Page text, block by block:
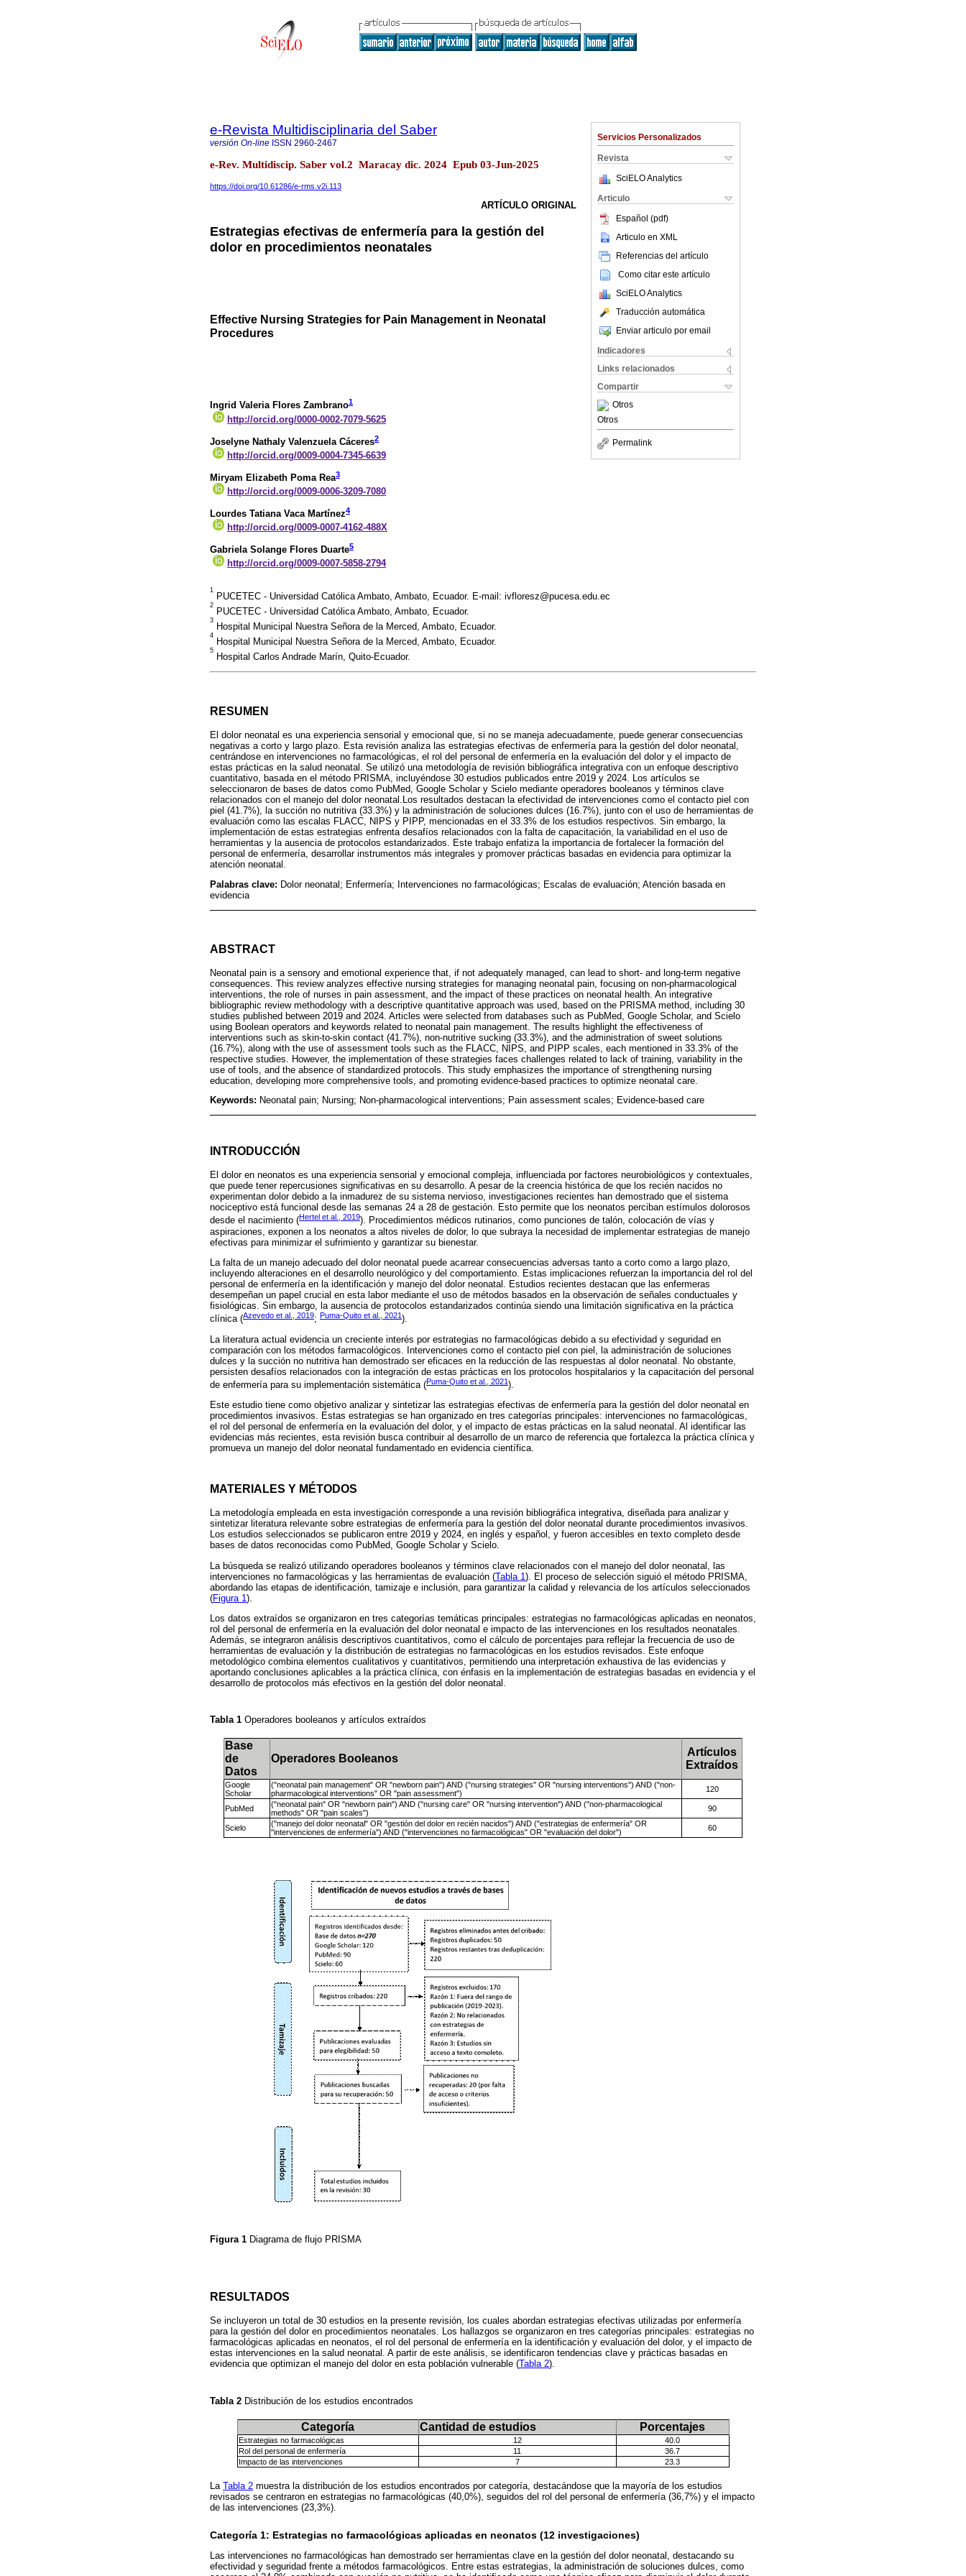
Servicios Personalizados
Revista
SciELO Analytics
Articulo
Español (pdf)
Articulo en XML
Referencias del artículo
Como citar este artículo
SciELO Analytics
Traducción automática
Enviar articulo por email
Indicadores
Links relacionados
Compartir
Otros
Otros
Permalink
e-Revista Multidisciplinaria del Saber
versión On-line ISSN 2960-2467
e-Rev. Multidiscip. Saber vol.2 Maracay dic. 2024 Epub 03-Jun-2025
https://doi.org/10.61286/e-rms.v2i.113
ARTÍCULO ORIGINAL
Estrategias efectivas de enfermería para la gestión del
dolor en procedimientos neonatales
Effective Nursing Strategies for Pain Management in Neonatal
Procedures
Ingrid Valeria Flores Zambrano1
http://orcid.org/0000-0002-7079-5625
Joselyne Nathaly Valenzuela Cáceres2
http://orcid.org/0009-0004-7345-6639
Miryam Elizabeth Poma Rea3
http://orcid.org/0009-0006-3209-7080
Lourdes Tatiana Vaca Martínez4
http://orcid.org/0009-0007-4162-488X
Gabriela Solange Flores Duarte5
http://orcid.org/0009-0007-5858-2794
1
PUCETEC - Universidad Católica Ambato, Ambato, Ecuador. E-mail: ivfloresz@pucesa.edu.ec
2
PUCETEC - Universidad Católica Ambato, Ambato, Ecuador.
3
Hospital Municipal Nuestra Señora de la Merced, Ambato, Ecuador.
4
Hospital Municipal Nuestra Señora de la Merced, Ambato, Ecuador.
5
Hospital Carlos Andrade Marín, Quito-Ecuador.
RESUMEN
El dolor neonatal es una experiencia sensorial y emocional que, si no se maneja adecuadamente, puede generar consecuencias
negativas a corto y largo plazo. Esta revisión analiza las estrategias efectivas de enfermería para la gestión del dolor neonatal,
centrándose en intervenciones no farmacológicas, el rol del personal de enfermería en la evaluación del dolor y el impacto de
estas prácticas en la salud neonatal. Se utilizó una metodología de revisión bibliográfica integrativa con un enfoque descriptivo
cuantitativo, basada en el método PRISMA, incluyéndose 30 estudios publicados entre 2019 y 2024. Los artículos se
seleccionaron de bases de datos como PubMed, Google Scholar y Scielo mediante operadores booleanos y términos clave
relacionados con el manejo del dolor neonatal.Los resultados destacan la efectividad de intervenciones como el contacto piel con
piel (41.7%), la succión no nutritiva (33.3%) y la administración de soluciones dulces (16.7%), junto con el uso de herramientas de
evaluación como las escalas FLACC, NIPS y PIPP, mencionadas en el 33.3% de los estudios respectivos. Sin embargo, la
implementación de estas estrategias enfrenta desafíos relacionados con la falta de capacitación, la variabilidad en el uso de
herramientas y la ausencia de protocolos estandarizados. Este trabajo enfatiza la importancia de fortalecer la formación del
personal de enfermería, desarrollar instrumentos más integrales y promover prácticas basadas en evidencia para optimizar la
atención neonatal.
Palabras clave: Dolor neonatal; Enfermería; Intervenciones no farmacológicas; Escalas de evaluación; Atención basada en
evidencia
ABSTRACT
Neonatal pain is a sensory and emotional experience that, if not adequately managed, can lead to short- and long-term negative
consequences. This review analyzes effective nursing strategies for managing neonatal pain, focusing on non-pharmacological
interventions, the role of nurses in pain assessment, and the impact of these practices on neonatal health. An integrative
bibliographic review methodology with a descriptive quantitative approach was used, based on the PRISMA method, including 30
studies published between 2019 and 2024. Articles were selected from databases such as PubMed, Google Scholar, and Scielo
using Boolean operators and keywords related to neonatal pain management. The results highlight the effectiveness of
interventions such as skin-to-skin contact (41.7%), non-nutritive sucking (33.3%), and the administration of sweet solutions
(16.7%), along with the use of assessment tools such as the FLACC, NIPS, and PIPP scales, each mentioned in 33.3% of the
respective studies. However, the implementation of these strategies faces challenges related to lack of training, variability in the
use of tools, and the absence of standardized protocols. This study emphasizes the importance of strengthening nursing
education, developing more comprehensive tools, and promoting evidence-based practices to optimize neonatal care.
Keywords: Neonatal pain; Nursing; Non-pharmacological interventions; Pain assessment scales; Evidence-based care
INTRODUCCIÓN
El dolor en neonatos es una experiencia sensorial y emocional compleja, influenciada por factores neurobiológicos y contextuales,
que puede tener repercusiones significativas en su desarrollo. A pesar de la creencia histórica de que los recién nacidos no
experimentan dolor debido a la inmadurez de su sistema nervioso, investigaciones recientes han demostrado que el sistema
nociceptivo está funcional desde las semanas 24 a 28 de gestación. Esto permite que los neonatos perciban estímulos dolorosos
desde el nacimiento (Hertel et al., 2019). Procedimientos médicos rutinarios, como punciones de talón, colocación de vías y
aspiraciones, exponen a los neonatos a altos niveles de dolor, lo que subraya la necesidad de implementar estrategias de manejo
efectivas para minimizar el sufrimiento y garantizar su bienestar.
La falta de un manejo adecuado del dolor neonatal puede acarrear consecuencias adversas tanto a corto como a largo plazo,
incluyendo alteraciones en el desarrollo neurológico y del comportamiento. Estas implicaciones refuerzan la importancia del rol del
personal de enfermería en la identificación y manejo del dolor neonatal. Estudios recientes destacan que las enfermeras
desempeñan un papel crucial en esta labor mediante el uso de métodos basados en la observación de señales conductuales y
fisiológicas. Sin embargo, la ausencia de protocolos estandarizados continúa siendo una limitación significativa en la práctica
clínica (Azevedo et al., 2019; Puma-Quito et al., 2021).
La literatura actual evidencia un creciente interés por estrategias no farmacológicas debido a su efectividad y seguridad en
comparación con los métodos farmacológicos. Intervenciones como el contacto piel con piel, la administración de soluciones
dulces y la succión no nutritiva han demostrado ser eficaces en la reducción de las respuestas al dolor neonatal. No obstante,
persisten desafíos relacionados con la integración de estas prácticas en los protocolos hospitalarios y la capacitación del personal
de enfermería para su implementación sistemática (Puma-Quito et al., 2021).
Este estudio tiene como objetivo analizar y sintetizar las estrategias efectivas de enfermería para la gestión del dolor neonatal en
procedimientos invasivos. Estas estrategias se han organizado en tres categorías principales: intervenciones no farmacológicas,
el rol del personal de enfermería en la evaluación del dolor, y el impacto de estas prácticas en la salud neonatal. Al identificar las
evidencias más recientes, esta revisión busca contribuir al desarrollo de un marco de referencia que fortalezca la práctica clínica y
promueva un manejo del dolor neonatal fundamentado en evidencia científica.
MATERIALES Y MÉTODOS
La metodología empleada en esta investigación corresponde a una revisión bibliográfica integrativa, diseñada para analizar y
sintetizar literatura relevante sobre estrategias de enfermería para la gestión del dolor neonatal durante procedimientos invasivos.
Los estudios seleccionados se publicaron entre 2019 y 2024, en inglés y español, y fueron accesibles en texto completo desde
bases de datos reconocidas como PubMed, Google Scholar y Scielo.
La búsqueda se realizó utilizando operadores booleanos y términos clave relacionados con el manejo del dolor neonatal, las
intervenciones no farmacológicas y las herramientas de evaluación (Tabla 1). El proceso de selección siguió el método PRISMA,
abordando las etapas de identificación, tamizaje e inclusión, para garantizar la calidad y relevancia de los artículos seleccionados
(Figura 1).
Los datos extraídos se organizaron en tres categorías temáticas principales: estrategias no farmacológicas aplicadas en neonatos,
rol del personal de enfermería en la evaluación del dolor neonatal e impacto de las intervenciones en los resultados neonatales.
Además, se integraron análisis descriptivos cuantitativos, como el cálculo de porcentajes para reflejar la frecuencia de uso de
herramientas de evaluación y la distribución de estrategias no farmacológicas en los estudios revisados. Este enfoque
metodológico combina elementos cualitativos y cuantitativos, permitiendo una interpretación exhaustiva de las evidencias y
aportando conclusiones aplicables a la práctica clínica, con énfasis en la implementación de estrategias basadas en evidencia y el
desarrollo de protocolos más efectivos en la gestión del dolor neonatal.
Tabla 1 Operadores booleanos y artículos extraídos
Base
de
Datos
Operadores Booleanos
Artículos
Extraídos
Google
Scholar
("neonatal pain management" OR "newborn pain") AND ("nursing strategies" OR "nursing interventions") AND ("non-
pharmacological interventions" OR "pain assessment")
120
PubMed
("neonatal pain" OR "newborn pain") AND ("nursing care" OR "nursing intervention") AND ("non-pharmacological
methods" OR "pain scales")
90
Scielo
("manejo del dolor neonatal" OR "gestión del dolor en recién nacidos") AND ("estrategias de enfermería" OR
"intervenciones de enfermería") AND ("intervenciones no farmacológicas" OR "evaluación del dolor")
60
Figura 1 Diagrama de flujo PRISMA
RESULTADOS
Se incluyeron un total de 30 estudios en la presente revisión, los cuales abordan estrategias efectivas utilizadas por enfermería
para la gestión del dolor en procedimientos neonatales. Los hallazgos se organizaron en tres categorías principales: estrategias no
farmacológicas aplicadas en neonatos, el rol del personal de enfermería en la identificación y evaluación del dolor, y el impacto de
estas intervenciones en la salud neonatal. A partir de este análisis, se identificaron tendencias clave y prácticas basadas en
evidencia que optimizan el manejo del dolor en esta población vulnerable (Tabla 2).
Tabla 2 Distribución de los estudios encontrados
Categoría Cantidad de estudios Porcentajes
Estrategias no farmacológicas 12
40.0
Rol del personal de enfermería
11
36.7
Impacto de las intervenciones
7 23.3
La Tabla 2 muestra la distribución de los estudios encontrados por categoría, destacándose que la mayoría de los estudios
revisados se centraron en estrategias no farmacológicas (40,0%), seguidos del rol del personal de enfermería (36,7%) y el impacto
de las intervenciones (23,3%).
Categoría 1: Estrategias no farmacológicas aplicadas en neonatos (12 investigaciones)
Las intervenciones no farmacológicas han demostrado ser herramientas clave en la gestión del dolor neonatal, destacando su
efectividad y seguridad frente a métodos farmacológicos. Entre estas estrategias, la administración de soluciones dulces, como